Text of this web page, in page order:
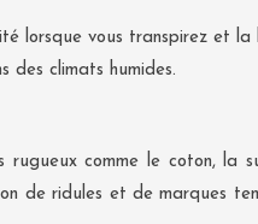
lorsque vous transpirez et la
des climats humides.
rugueux comme le coton, la
de ridules et de marques